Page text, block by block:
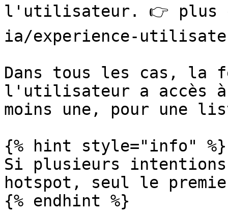
l'utilisateur. 👉 plus
ia/experience-
Dans tous les cas, la
l'utilisateur a accès à
moins une, pour une
{% hint style="info" %}
Si plusieurs intentions
hotspot, seul le
{% endhint %}